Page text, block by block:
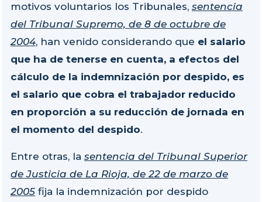
motivos voluntarios los Tribunales, sentencia
del Tribunal Supremo, de 8 de octubre de
2004, han venido considerando que el salario
que ha de tenerse en cuenta, a efectos del
cálculo de la indemnización por despido, es
el salario que cobra el trabajador reducido
en proporción a su reducción de jornada en
el momento del despido.
Entre otras, la sentencia del Tribunal Superior
de Justicia de La Rioja, de 22 de marzo de
2005 fija la indemnización por despido